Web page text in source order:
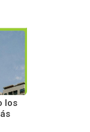
los